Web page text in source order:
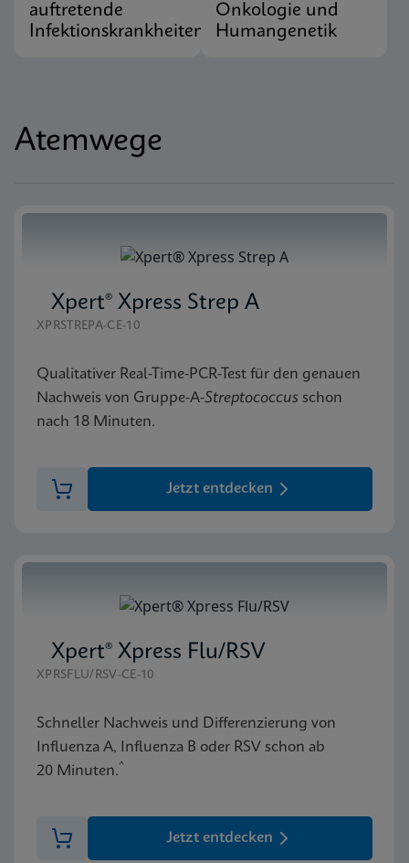
auftretende
Infektionskrankheiten
Onkologie und
Humangenetik
Atemwege
Xpert® Xpress Strep A
XPRSTREPA-CE-10
Qualitativer Real-Time-PCR-Test für den genauen
Nachweis von Gruppe-A-Streptococcus schon
nach 18 Minuten.
Jetzt entdecken
Xpert® Xpress Flu/RSV
XPRSFLU/RSV-CE-10
Schneller Nachweis und Differenzierung von
Influenza A, Influenza B oder RSV schon ab
20 Minuten.^
Jetzt entdecken